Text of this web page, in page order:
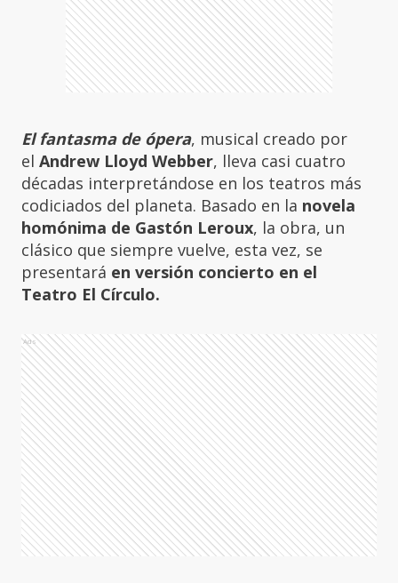
El fantasma de ópera, musical creado por
el Andrew Lloyd Webber, lleva casi cuatro
décadas interpretándose en los teatros más
codiciados del planeta. Basado en la novela
homónima de Gastón Leroux, la obra, un
clásico que siempre vuelve, esta vez, se
presentará en versión concierto en el
Teatro El Círculo.
Ads